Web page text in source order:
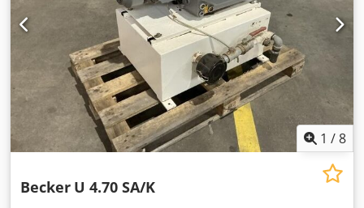
1 /8
Becker U 4.70 SA/K